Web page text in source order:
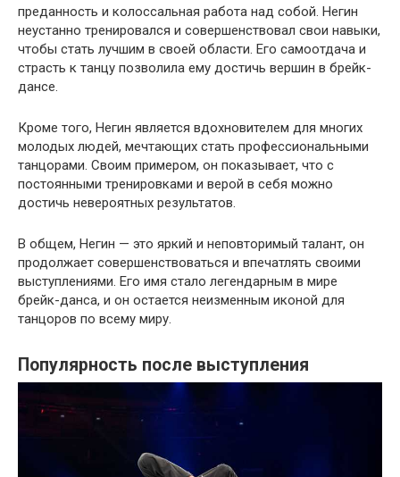
преданность и колоссальная работа над собой. Негин
неустанно тренировался и совершенствовал свои навыки,
чтобы стать лучшим в своей области. Его самоотдача и
страсть к танцу позволила ему достичь вершин в брейк-
дансе.
Кроме того, Негин является вдохновителем для многих
молодых людей, мечтающих стать профессиональными
танцорами. Своим примером, он показывает, что с
постоянными тренировками и верой в себя можно
достичь невероятных результатов.
В общем, Негин — это яркий и неповторимый талант, он
продолжает совершенствоваться и впечатлять своими
выступлениями. Его имя стало легендарным в мире
брейк-данса, и он остается неизменным иконой для
танцоров по всему миру.
Популярность после выступления